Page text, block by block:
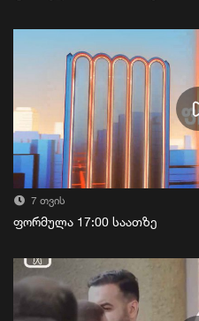
7 თვის
ფორმულა 17:00 საათზე